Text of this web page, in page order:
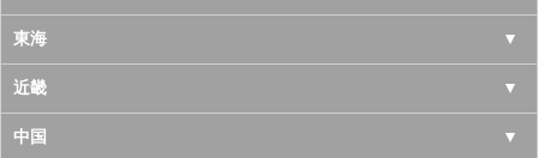
岩手県
宮城県
秋田県
神奈川県
千葉県
埼玉県
山梨県
長野県
新潟県
東海
愛知県
岐阜県
近畿
大阪府
中国